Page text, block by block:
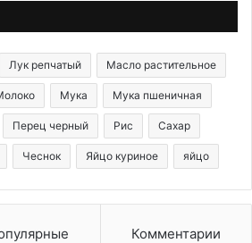
Лук репчатый Масло растительное
Мука Мука пшеничная
Перец черный Рис Сахар
Чеснок Яйцо куриное яйцо
Комментарии